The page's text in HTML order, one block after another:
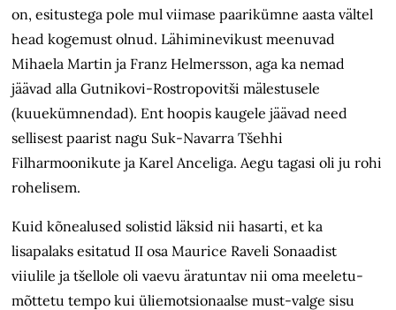
on, esitustega pole mul viimase paarikümne aasta vältel
head kogemust olnud. Lähiminevikust meenuvad
Mihaela Martin ja Franz Helmersson, aga ka nemad
jäävad alla Gutnikovi-Rostropovitši mälestusele
(kuuekümnendad). Ent hoopis kaugele jäävad need
sellisest paarist nagu Suk-Navarra Tšehhi
Filharmoonikute ja Karel Anceliga. Aegu tagasi oli ju rohi
rohelisem.
Kuid kõnealused solistid läksid nii hasarti, et ka
lisapalaks esitatud II osa Maurice Raveli Sonaadist
viiulile ja tšellole oli vaevu äratuntav nii oma meeletu-
mõttetu tempo kui üliemotsionaalse must-valge sisu